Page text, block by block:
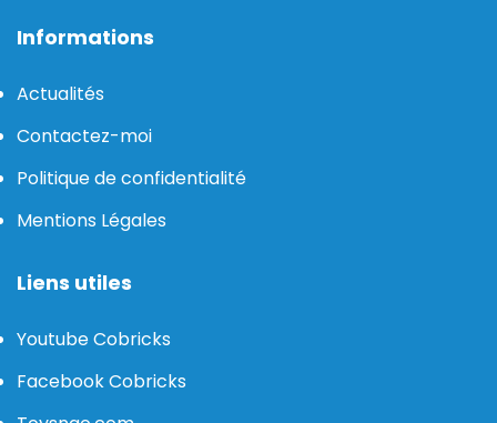
Informations
Actualités
Contactez-moi
Politique de confidentialité
Mentions Légales
Liens utiles
Youtube Cobricks
Facebook Cobricks